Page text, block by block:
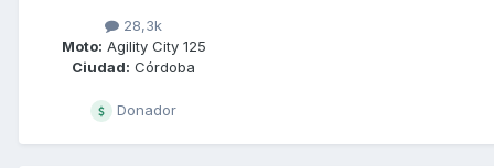
28,3k
Moto: Agility City 125
Ciudad: Córdoba
Donador